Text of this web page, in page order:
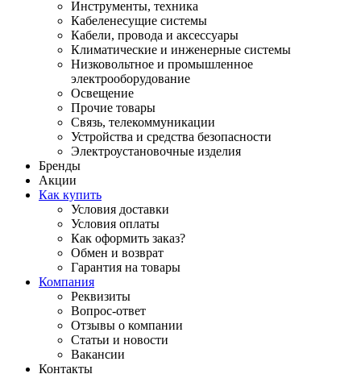
Инструменты, техника
Кабеленесущие системы
Кабели, провода и аксессуары
Климатические и инженерные системы
Низковольтное и промышленное
электрооборудование
Освещение
Прочие товары
Связь, телекоммуникации
Устройства и средства безопасности
Электроустановочные изделия
Бренды
Акции
Как купить
Условия доставки
Условия оплаты
Как оформить заказ?
Обмен и возврат
Гарантия на товары
Компания
Реквизиты
Вопрос-ответ
Отзывы о компании
Статьи и новости
Вакансии
Контакты